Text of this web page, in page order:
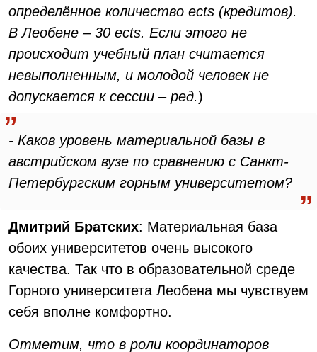
определённое количество ects (кредитов).
В Леобене – 30 ects. Если этого не
происходит учебный план считается
невыполненным, и молодой человек не
допускается к сессии – ред.)
- Каков уровень материальной базы в
австрийском вузе по сравнению с Санкт-
Петербургским горным университетом?
Дмитрий Братских: Материальная база
обоих университетов очень высокого
качества. Так что в образовательной среде
Горного университета Леобена мы чувствуем
себя вполне комфортно.
Отметим, что в роли координаторов